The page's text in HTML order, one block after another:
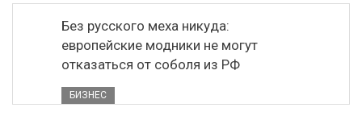
Без русского меха никуда:
европейские модники не могут
отказаться от соболя из РФ
БИЗНЕС